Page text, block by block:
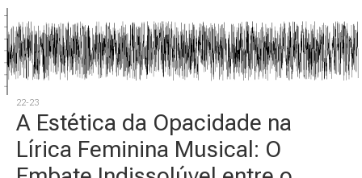
22-23
A Estética da Opacidade na
Lírica Feminina Musical: O